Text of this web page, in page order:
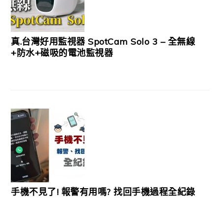
真.台灣好用監視器 SpotCam Solo 3 – 全無線
+防水+磁吸的電池監視器
手機不見了! 報警有用嗎? 找回手機過程全紀錄